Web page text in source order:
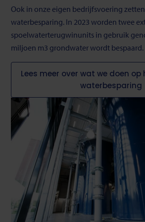
Ook in onze eigen bedrijfsvoering
waterbesparing. In 2023 worden twee
spoelwaterterugwinunits in gebruik
miljoen m3 grondwater wordt bespaard.
Lees meer over wat we doen
waterbesparing